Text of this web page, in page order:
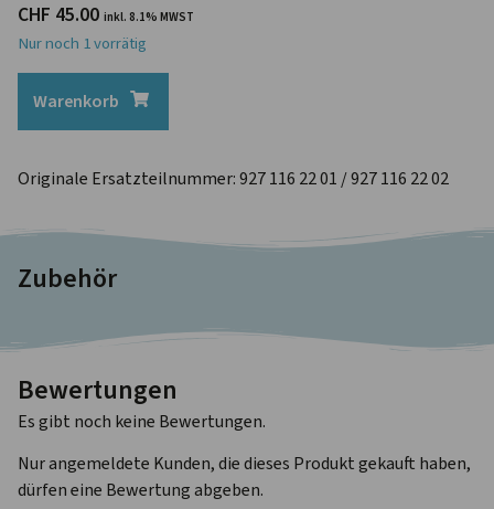
CHF 45.00 inkl. 8.1% MWST
Nur noch 1 vorrätig
Warenkorb
Originale Ersatzteilnummer: 927 116 22 01 / 927 116 22 02
Zubehör
Bewertungen
Es gibt noch keine Bewertungen.
Nur angemeldete Kunden, die dieses Produkt gekauft haben,
dürfen eine Bewertung abgeben.